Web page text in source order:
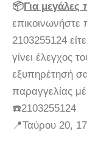
📦Για μεγάλες
επικοινωνήστε
2103255124
γίνει έλεγχος
εξυπηρέτησή
παραγγελίας
☎️2103255124
📍Ταύρου 20,